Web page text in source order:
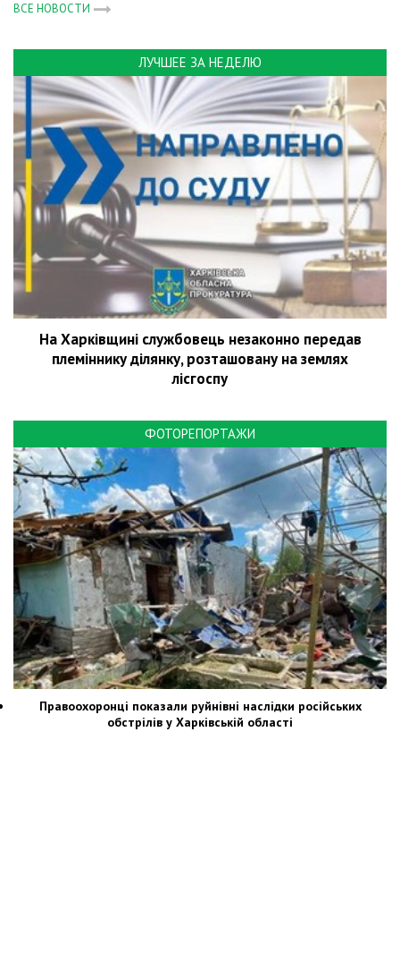
ВСЕ НОВОСТИ
ЛУЧШЕЕ ЗА НЕДЕЛЮ
На Харківщині службовець незаконно передав
племіннику ділянку, розташовану на землях
лісгоспу
ФОТОРЕПОРТАЖИ
Правоохоронці показали руйнівні наслідки російських
обстрілів у Харківській області